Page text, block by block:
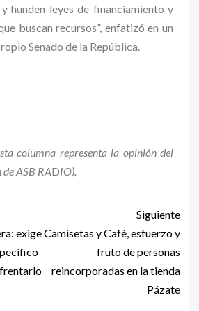
hunden leyes de financiamiento y
buscan recursos”, enfatizó en un
Senado de la República.
columna representa la opinión del
ASB RADIO).
exige
Siguiente
Camisetas y Café, esfuerzo y
fruto de personas
reincorporadas en la tienda
Pázate